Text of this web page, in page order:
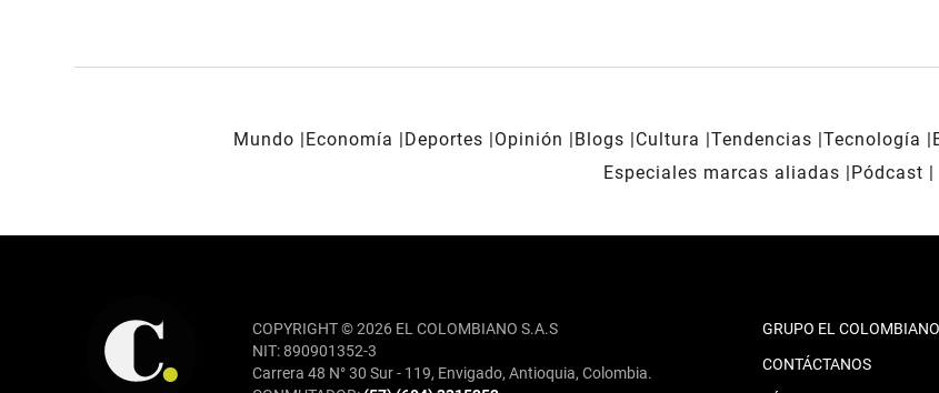
Mundo Economía Deportes Opinión Blogs Cultura Tendencias Tecnología
Especiales marcas aliadas
Pódcast
COPYRIGHT © 2026 EL COLOMBIANO S.A.S
NIT: 890901352-3
Carrera 48 N° 30 Sur - 119, Envigado, Antioquia, Colombia.
GRUPO EL COLOMBIANO
CONTÁCTANOS